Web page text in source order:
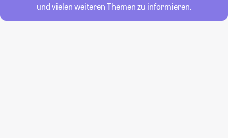
und vielen weiteren Themen zu informieren.